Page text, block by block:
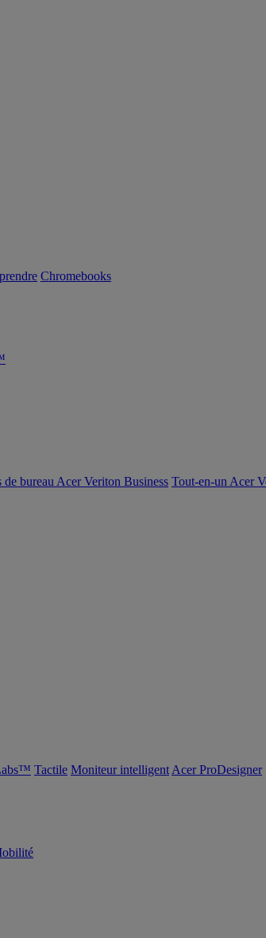
Chromebooks
de bureau Acer Veriton Business Tout-en-un Acer
Tactile Moniteur intelligent Acer ProDesigner